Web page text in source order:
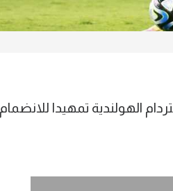
الهولندية تمهيدا للانضمام